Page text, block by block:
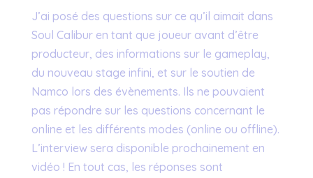
J’ai posé des questions sur ce qu’il aimait dans
Soul Calibur en tant que joueur avant d’être
producteur, des informations sur le gameplay,
du nouveau stage infini, et sur le soutien de
Namco lors des évènements. Ils ne pouvaient
pas répondre sur les questions concernant le
online et les différents modes (online ou offline).
L’interview sera disponible prochainement en
vidéo ! En tout cas, les réponses sont